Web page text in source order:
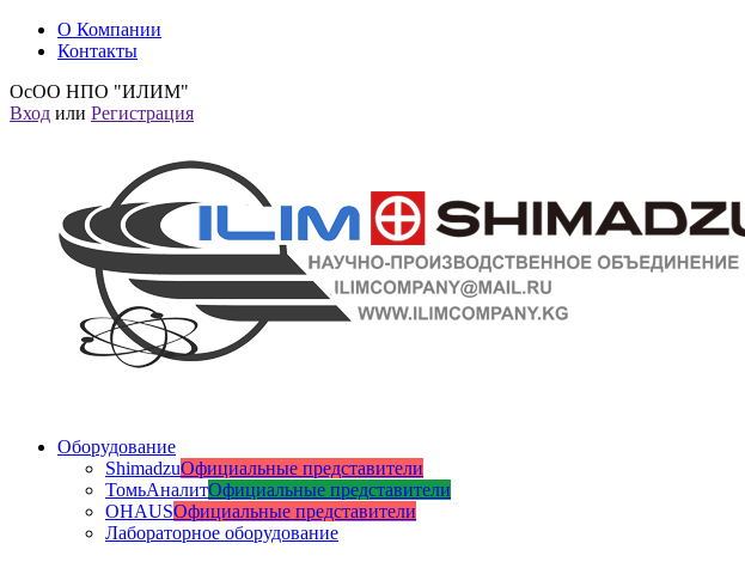
О Компании
Контакты
ОсОО НПО "ИЛИМ"
Вход или Регистрация
Оборудование
ShimadzuОфициальные представители
ТомьАналитОфициальные представители
OHAUSОфициальные представители
Лабораторное оборудование